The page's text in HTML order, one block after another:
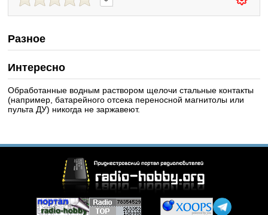
Разное
Интересно
Обработанные водным раствором щелочи стальные контакты
(например, батарейного отсека переносной магнитолы или
пульта ДУ) никогда не заржавеют.